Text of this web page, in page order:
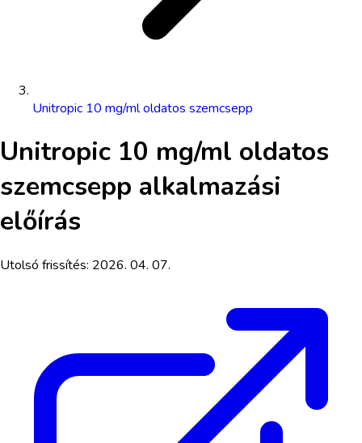
Unitropic 10 mg/ml oldatos szemcsepp
Unitropic 10 mg/ml oldatos
szemcsepp alkalmazási
előírás
Utolsó frissítés: 2026. 04. 07.